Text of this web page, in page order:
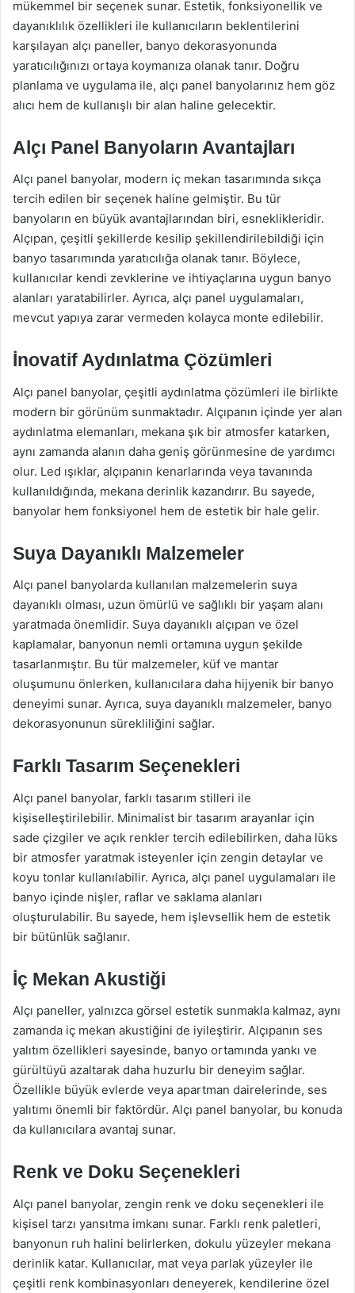
mükemmel bir seçenek sunar. Estetik, fonksiyonellik ve
dayanıklılık özellikleri ile kullanıcıların beklentilerini
karşılayan alçı paneller, banyo dekorasyonunda
yaratıcılığınızı ortaya koymanıza olanak tanır. Doğru
planlama ve uygulama ile, alçı panel banyolarınız hem göz
alıcı hem de kullanışlı bir alan haline gelecektir.
Alçı Panel Banyoların Avantajları
Alçı panel banyolar, modern iç mekan tasarımında sıkça
tercih edilen bir seçenek haline gelmiştir. Bu tür
banyoların en büyük avantajlarından biri, esneklikleridir.
Alçıpan, çeşitli şekillerde kesilip şekillendirilebildiği için
banyo tasarımında yaratıcılığa olanak tanır. Böylece,
kullanıcılar kendi zevklerine ve ihtiyaçlarına uygun banyo
alanları yaratabilirler. Ayrıca, alçı panel uygulamaları,
mevcut yapıya zarar vermeden kolayca monte edilebilir.
İnovatif Aydınlatma Çözümleri
Alçı panel banyolar, çeşitli aydınlatma çözümleri ile birlikte
modern bir görünüm sunmaktadır. Alçıpanın içinde yer alan
aydınlatma elemanları, mekana şık bir atmosfer katarken,
aynı zamanda alanın daha geniş görünmesine de yardımcı
olur. Led ışıklar, alçıpanın kenarlarında veya tavanında
kullanıldığında, mekana derinlik kazandırır. Bu sayede,
banyolar hem fonksiyonel hem de estetik bir hale gelir.
Suya Dayanıklı Malzemeler
Alçı panel banyolarda kullanılan malzemelerin suya
dayanıklı olması, uzun ömürlü ve sağlıklı bir yaşam alanı
yaratmada önemlidir. Suya dayanıklı alçıpan ve özel
kaplamalar, banyonun nemli ortamına uygun şekilde
tasarlanmıştır. Bu tür malzemeler, küf ve mantar
oluşumunu önlerken, kullanıcılara daha hijyenik bir banyo
deneyimi sunar. Ayrıca, suya dayanıklı malzemeler, banyo
dekorasyonunun sürekliliğini sağlar.
Farklı Tasarım Seçenekleri
Alçı panel banyolar, farklı tasarım stilleri ile
kişiselleştirilebilir. Minimalist bir tasarım arayanlar için
sade çizgiler ve açık renkler tercih edilebilirken, daha lüks
bir atmosfer yaratmak isteyenler için zengin detaylar ve
koyu tonlar kullanılabilir. Ayrıca, alçı panel uygulamaları ile
banyo içinde nişler, raflar ve saklama alanları
oluşturulabilir. Bu sayede, hem işlevsellik hem de estetik
bir bütünlük sağlanır.
İç Mekan Akustiği
Alçı paneller, yalnızca görsel estetik sunmakla kalmaz, aynı
zamanda iç mekan akustiğini de iyileştirir. Alçıpanın ses
yalıtım özellikleri sayesinde, banyo ortamında yankı ve
gürültüyü azaltarak daha huzurlu bir deneyim sağlar.
Özellikle büyük evlerde veya apartman dairelerinde, ses
yalıtımı önemli bir faktördür. Alçı panel banyolar, bu konuda
da kullanıcılara avantaj sunar.
Renk ve Doku Seçenekleri
Alçı panel banyolar, zengin renk ve doku seçenekleri ile
kişisel tarzı yansıtma imkanı sunar. Farklı renk paletleri,
banyonun ruh halini belirlerken, dokulu yüzeyler mekana
derinlik katar. Kullanıcılar, mat veya parlak yüzeyler ile
çeşitli renk kombinasyonları deneyerek, kendilerine özel